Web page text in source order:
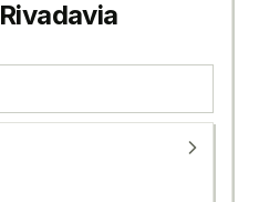
Rivadavia